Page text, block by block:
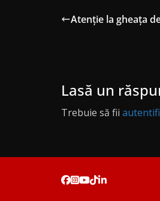
Atenţie la gheaţa
Lasă un
Trebuie să fii